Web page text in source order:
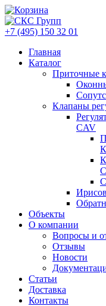
+7 (495) 150 32 01
Главная
Каталог
Приточные
Клапаны
CAV
Объекты
О компании
Вопросы и
Отзывы
Новости
Статьи
Доставка
Контакты